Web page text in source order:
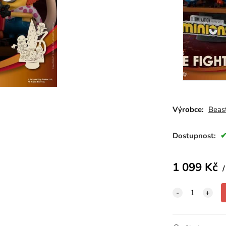
Výrobce:
Dostupnost:
1 099Kč